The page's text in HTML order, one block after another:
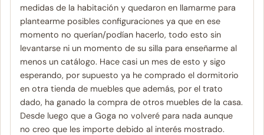
medidas de la habitación y quedaron en llamarme para
plantearme posibles configuraciones ya que en ese
momento no querían/podían hacerlo, todo esto sin
levantarse ni un momento de su silla para enseñarme al
menos un catálogo. Hace casi un mes de esto y sigo
esperando, por supuesto ya he comprado el dormitorio
en otra tienda de muebles que además, por el trato
dado, ha ganado la compra de otros muebles de la casa.
Desde luego que a Goga no volveré para nada aunque
no creo que les importe debido al interés mostrado.